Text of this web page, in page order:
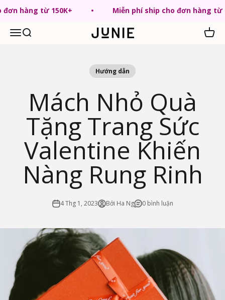
đơn hàng từ 150K+ Miễn phí ship cho đơn hàng từ
MenuTìm kiếm JUNIE VN Giỏ
Hướng dẫn
Mách Nhỏ Quà
Tặng Trang Sức
Valentine Khiến
Nàng Rung Rinh
4 Thg 1, 2023 Bởi Ha Ng 0 bình luận